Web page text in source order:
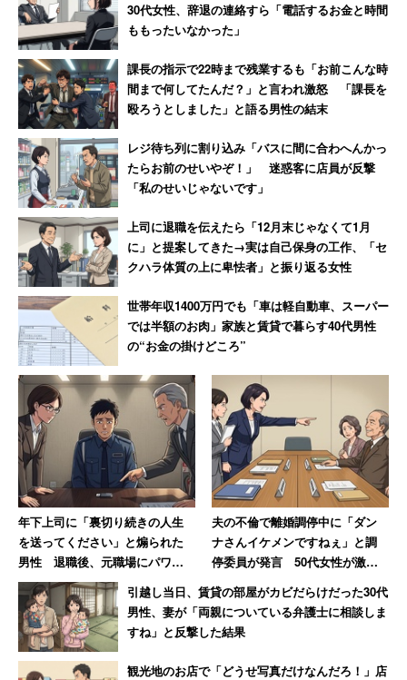
30代女性、辞退の連絡すら「電話するお金と時間
ももったいなかった」
課長の指示で22時まで残業するも「お前こんな時
間まで何してたんだ？」と言われ激怒 「課長を
殴ろうとしました」と語る男性の結末
レジ待ち列に割り込み「バスに間に合わへんかっ
たらお前のせいやぞ！」 迷惑客に店員が反撃
「私のせいじゃないです」
上司に退職を伝えたら「12月末じゃなくて1月
に」と提案してきた→実は自己保身の工作、「セ
クハラ体質の上に卑怯者」と振り返る女性
世帯年収1400万円でも「車は軽自動車、スーパー
では半額のお肉」家族と賃貸で暮らす40代男性
の“お金の掛けどころ”
年下上司に「裏切り続きの人生
を送ってください」と煽られた
男性 退職後、元職場にパワハ
ラ証拠USBを送付した結果【後
編】
夫の不倫で離婚調停中に「ダン
ナさんイケメンですねぇ」と調
停委員が発言 50代女性が激怒
した無神経すぎる一言
引越し当日、賃貸の部屋がカビだらけだった30代
男性、妻が「両親についている弁護士に相談しま
すね」と反撃した結果
観光地のお店で「どうせ写真だけなんだろ！」店